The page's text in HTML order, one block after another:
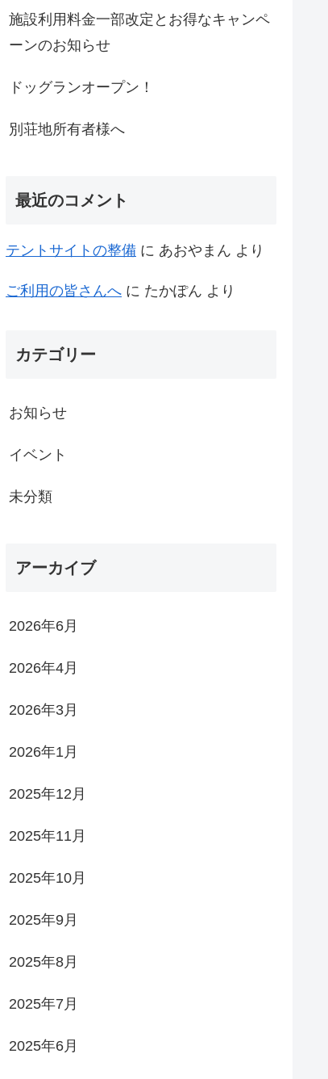
施設利用料金一部改定とお得なキャンペ
ーンのお知らせ
ドッグランオープン！
別荘地所有者様へ
最近のコメント
テントサイトの整備 に あおやまん より
ご利用の皆さんへ に たかぽん より
カテゴリー
お知らせ
イベント
未分類
アーカイブ
2026年6月
2026年4月
2026年3月
2026年1月
2025年12月
2025年11月
2025年10月
2025年9月
2025年8月
2025年7月
2025年6月